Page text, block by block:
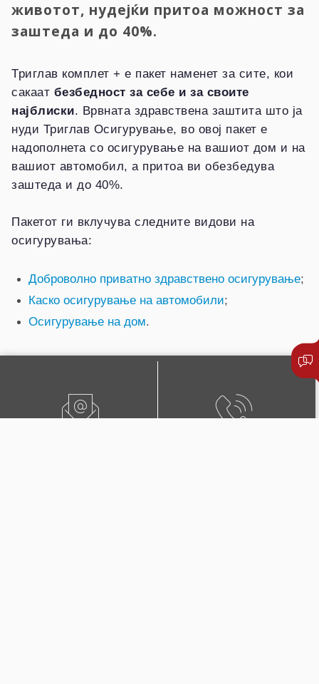
животот, нудејќи притоа можност за
заштеда и до 40%.
Триглав комплет + е пакет наменет за сите, кои
сакаат безбедност за себе и за своите
најблиски. Врвната здравствена заштита што ја
нуди Триглав Осигурување, во овој пакет е
надополнета со осигурување на вашиот дом и на
вашиот автомобил, а притоа ви обезбедува
заштеда и до 40%.
Пакетот ги вклучува следните видови на
осигурувања:
Доброволно приватно здравствено осигурување;
Каско осигурување на автомобили;
Осигурување на дом.